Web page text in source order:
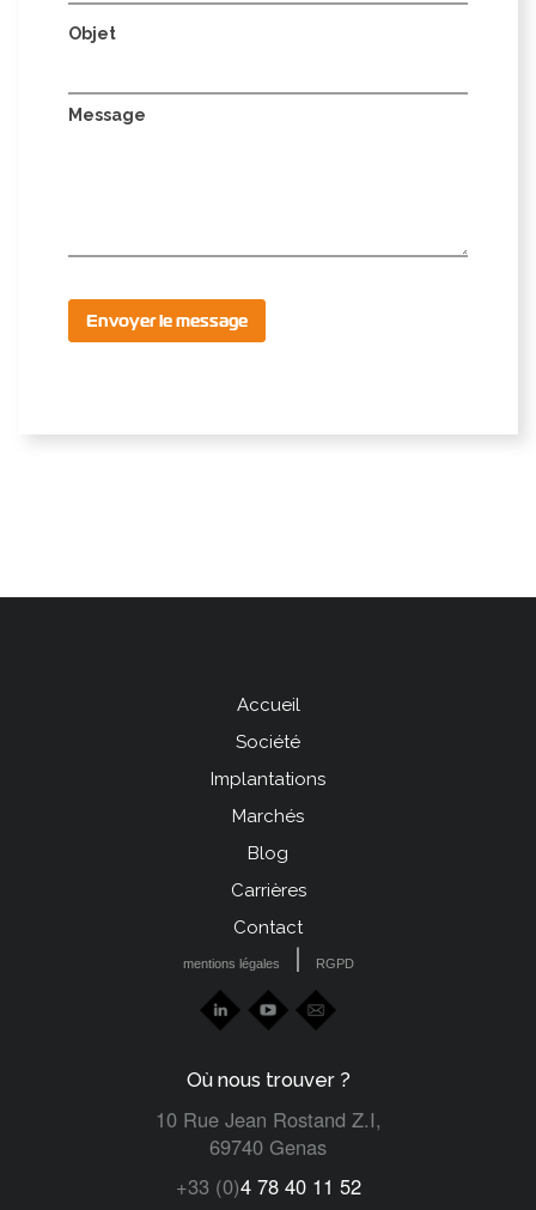
Objet
Message
Envoyer le message
Accueil
Société
Implantations
Marchés
Blog
Carrières
Contact
mentions légales RGPD
Où nous trouver ?
10 Rue Jean Rostand Z.I,
69740 Genas
+33 (0)4 78 40 11 52